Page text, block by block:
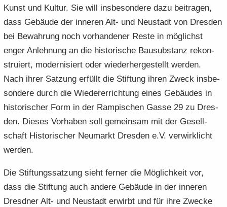
Kunst und Kul­tur. Sie will ins­be­son­de­re dazu bei­tra­gen,
dass Ge­bäu­de der in­ne­ren Alt- und Neu­stadt von Dres­den
bei Be­wah­rung noch vor­han­de­ner Reste in mög­lichst
enger An­leh­nung an die his­to­ri­sche Bau­sub­stanz re­kon­
stru­iert, mo­der­ni­siert oder wie­der­her­ge­stellt wer­den.
Nach ihrer Sat­zung er­füllt die Stif­tung ihren Zweck ins­be­
son­de­re durch die Wie­der­errich­tung eines Ge­bäu­des in
his­to­ri­scher Form in der Ram­pi­schen Gasse 29 zu Dres­
den. Die­ses Vor­ha­ben soll ge­mein­sam mit der Ge­sell­
schaft His­to­ri­scher Neu­markt Dres­den e.V. ver­wirk­licht
wer­den.
Die Stif­tungs­sat­zung sieht fer­ner die Mög­lich­keit vor,
dass die Stif­tung auch an­de­re Ge­bäu­de in der in­ne­ren
Dresd­ner Alt- und Neu­stadt er­wirbt und für ihre Zwe­cke